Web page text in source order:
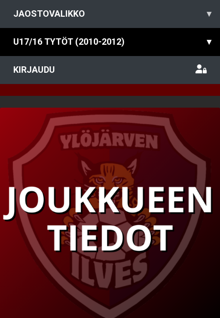
JAOSTOVALIKKO ▾
U17/16 TYTÖT (2010-2012) ▾
KIRJAUDU